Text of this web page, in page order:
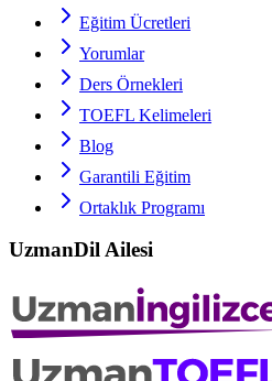
Eğitim Ücretleri
Yorumlar
Ders Örnekleri
TOEFL Kelimeleri
Blog
Garantili Eğitim
Ortaklık Programı
UzmanDil Ailesi